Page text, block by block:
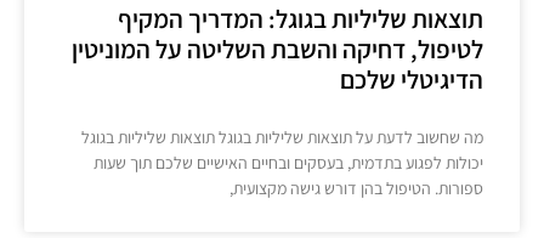
תוצאות שליליות בגוגל: המדריך המקיף
לטיפול, דחיקה והשבת השליטה על המוניטין
הדיגיטלי שלכם
מה שחשוב לדעת על תוצאות שליליות בגוגל תוצאות שליליות בגוגל
יכולות לפגוע בתדמית, בעסקים ובחיים האישיים שלכם תוך שעות
ספורות. הטיפול בהן דורש גישה מקצועית,